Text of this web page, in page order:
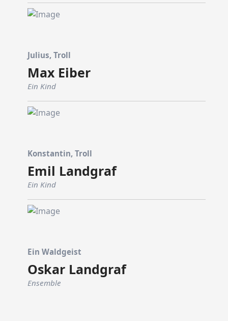
Julius, Troll
Max Eiber
Ein Kind
Konstantin, Troll
Emil Landgraf
Ein Kind
Ein Waldgeist
Oskar Landgraf
Ensemble